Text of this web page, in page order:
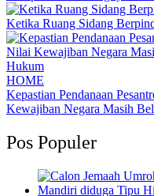
Ketika Ruang Sidang
HOME
Kepastian Pendanaan
Kewajiban Negara Masih
Pos Populer